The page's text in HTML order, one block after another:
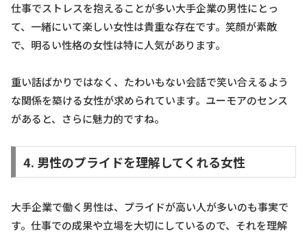
仕事でストレスを抱えることが多い大手企業の男性にとっ
て、一緒にいて楽しい女性は貴重な存在です。笑顔が素敵
で、明るい性格の女性は特に人気があります。
重い話ばかりではなく、たわいもない会話で笑い合えるよう
な関係を築ける女性が求められています。ユーモアのセンス
があると、さらに魅力的ですね。
4. 男性のプライドを理解してくれる女性
大手企業で働く男性は、プライドが高い人が多いのも事実で
す。仕事での成果や立場を大切にしているので、それを理解